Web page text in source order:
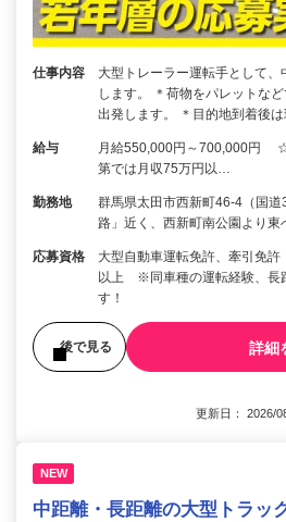
仕事内容
大型トレーラー運転手として
します。 ＊荷物をパレットな
出発します。 ＊目的地到着後
給与
月給550,000円～700,000円
第では月収75万円以…
勤務地
群馬県太田市西新町46-4（国
路」近く、西新町南公園より
応募資格
大型自動車運転免許、牽引免
以上 ※同車種の運転経験、長
す！
後で見る 詳細
更新日： 2026/
NEW
中距離・長距離の大型トラッ